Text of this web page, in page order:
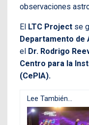
observaciones
El LTC Project se
Departamento de
el Dr. Rodrigo
Centro para la
(CePIA).
Lee También...